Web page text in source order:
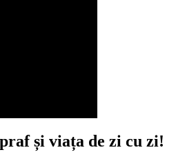
și viața de zi cu zi!